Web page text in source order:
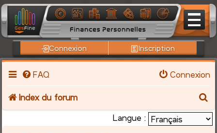
Connexion Inscription
FAQ Connexion
Index du forum
e
Langue :